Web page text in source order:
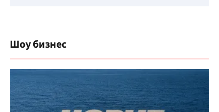
Шоу бизнес